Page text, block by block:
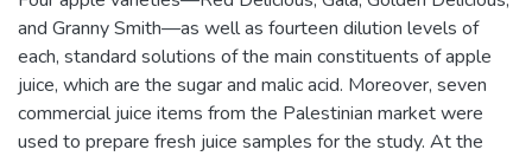
and Granny Smith—as well as fourteen dilution levels of
each, standard solutions of the main constituents of apple
juice, which are the sugar and malic acid. Moreover, seven
commercial juice items from the Palestinian market were
used to prepare fresh juice samples for the study. At the